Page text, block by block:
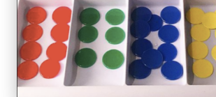
le
p
ai